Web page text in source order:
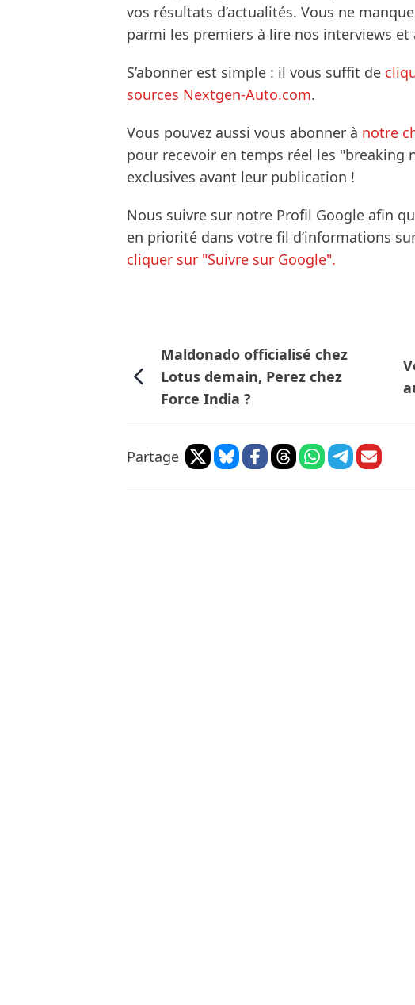
vos résultats d’actualités. Vous ne
parmi les premiers à lire nos interviews et
S’abonner est simple : il vous suffit de
sources Nextgen-Auto.com.
Vous pouvez aussi vous abonner à notre
pour recevoir en temps réel les "breaking
exclusives avant leur publication !
Nous suivre sur notre Profil Google afin
en priorité dans votre fil d’informations
cliquer sur "Suivre sur Google".
Maldonado officialisé chez
Lotus demain, Perez chez
Force India ?
Partage